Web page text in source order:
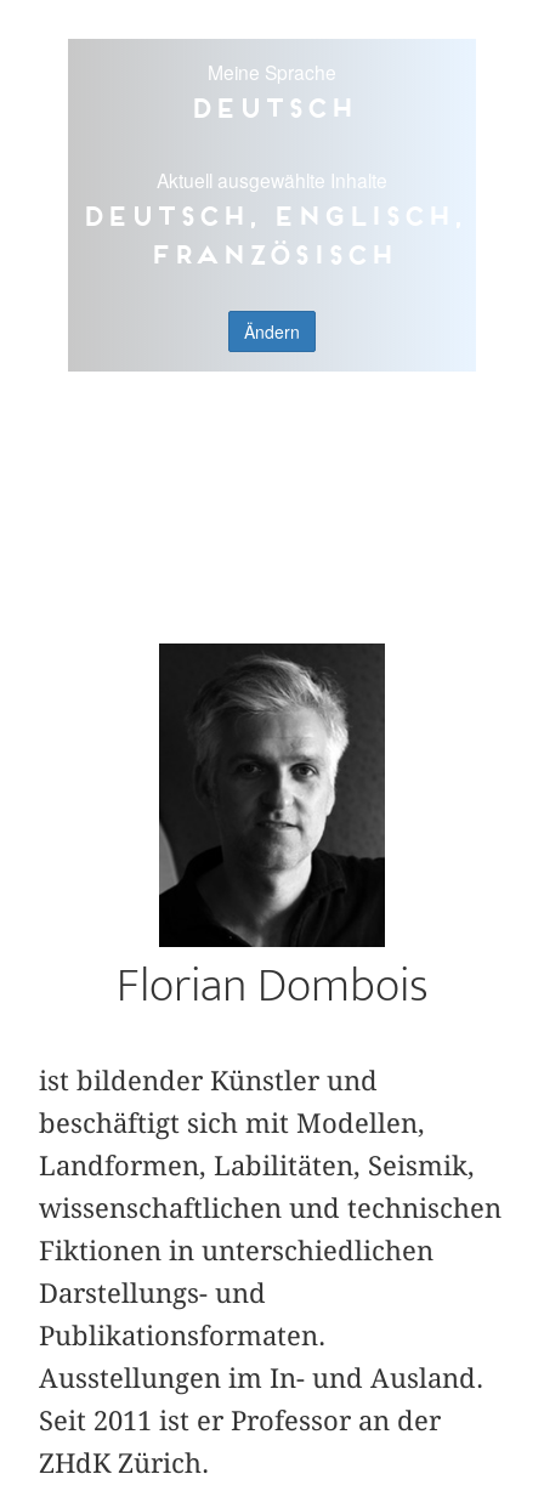
Meine Sprache
Deutsch
Aktuell ausgewählte Inhalte
Deutsch, Englisch,
Französisch
Ändern
Florian Dombois
ist bildender Künstler und
beschäftigt sich mit Modellen,
Landformen, Labilitäten, Seismik,
wissenschaftlichen und technischen
Fiktionen in unterschiedlichen
Darstellungs- und
Publikationsformaten.
Ausstellungen im In- und Ausland.
Seit 2011 ist er Professor an der
ZHdK Zürich.